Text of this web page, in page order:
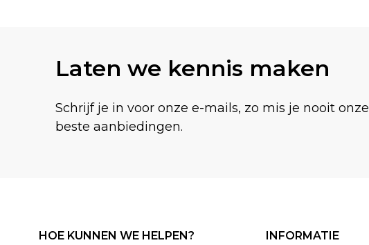
Laten we kennis maken
Schrijf je in voor onze e-mails, zo mis je nooit onze
beste aanbiedingen.
HOE KUNNEN WE HELPEN? INFORMATIE